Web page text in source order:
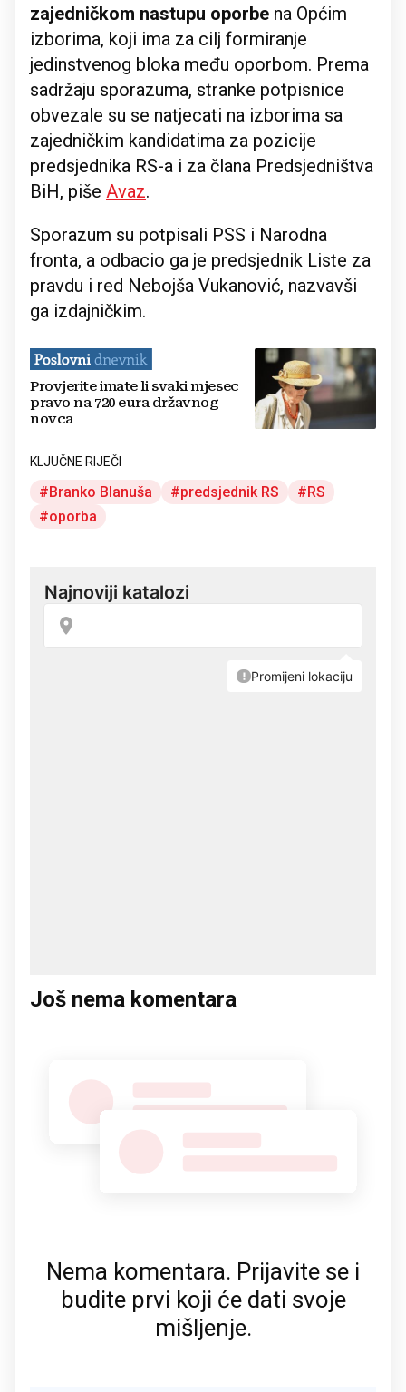
zajedničkom nastupu oporbe na Općim
izborima, koji ima za cilj formiranje
jedinstvenog bloka među oporbom. Prema
sadržaju sporazuma, stranke potpisnice
obvezale su se natjecati na izborima sa
zajedničkim kandidatima za pozicije
predsjednika RS-a i za člana Predsjedništva
BiH, piše Avaz.
Sporazum su potpisali PSS i Narodna
fronta, a odbacio ga je predsjednik Liste za
pravdu i red Nebojša Vukanović, nazvavši
ga izdajničkim.
Provjerite imate li svaki mjesec
pravo na 720 eura državnog
novca
KLJUČNE RIJEČI
Branko Blanuša predsjednik RS
RS
oporba
Još nema komentara
Nema komentara. Prijavite se i
budite prvi koji će dati svoje
mišljenje.